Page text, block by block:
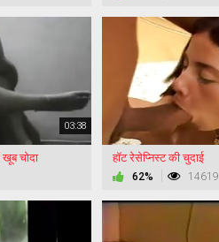
03:38
खूब चोदा हॉट रेसेप्निस्ट की चुदाई
62% 14619